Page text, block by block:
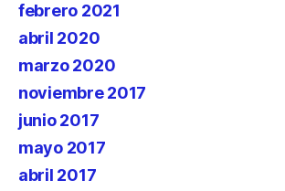
febrero 2021
abril 2020
marzo 2020
noviembre 2017
junio 2017
mayo 2017
abril 2017